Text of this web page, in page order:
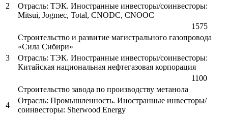
2
Отрасль: ТЭК. Иностранные инвесторы/соинвесторы:
Mitsui, Jogmec, Total, CNODC, CNOOC
1575
3
Строительство и развитие магистрального газопровода
«Сила Сибири»
Отрасль: ТЭК. Иностранные инвесторы/соинвесторы:
Китайская национальная нефтегазовая корпорация
1100
4
Строительство завода по производству метанола
Отрасль: Промышленность. Иностранные инвесторы/
соинвесторы: Sherwood Energy